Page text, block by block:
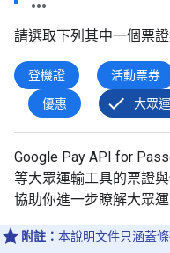
請選取下列其中一個票
登機證 活動票券
優惠
大眾
Google Pay API for
等大眾運輸工具的票證
協助你進一步瞭解大眾
附註： 本說明文件只涵蓋